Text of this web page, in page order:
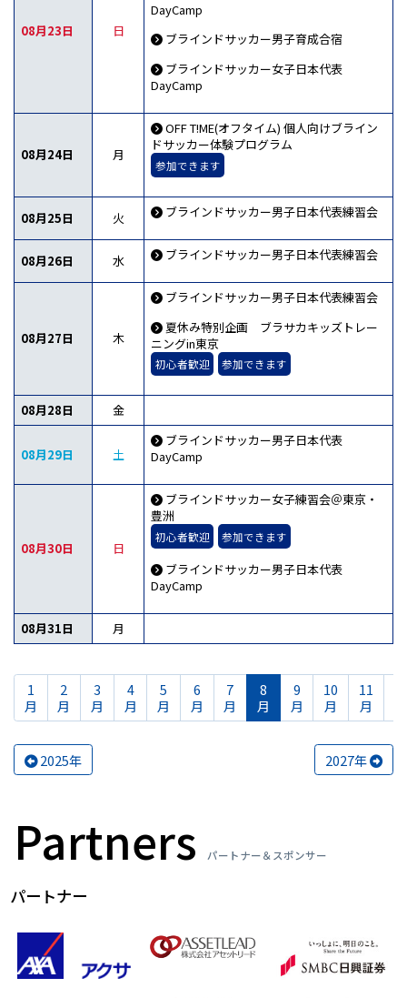
08月23日 日
DayCamp
ブラインドサッカー男子育成合宿
ブラインドサッカー女子日本代表
DayCamp
08月24日 月
OFF T!ME(オフタイム) 個人向けブライン
ドサッカー体験プログラム
参加できます
08月25日 火 ブラインドサッカー男子日本代表練習会
08月26日 水 ブラインドサッカー男子日本代表練習会
08月27日 木
ブラインドサッカー男子日本代表練習会
夏休み特別企画 ブラサカキッズトレー
ニングin東京
初心者歓迎 参加できます
08月28日 金
08月29日 土
ブラインドサッカー男子日本代表
DayCamp
08月30日 日
ブラインドサッカー女子練習会＠東京・
豊洲
初心者歓迎 参加できます
ブラインドサッカー男子日本代表
DayCamp
08月31日 月
1
月
2
月
3
月
4
月
5
月
6
月
7
月
8
月
9
月
10
月
11
月
2025年 2027年
Partners パートナー＆スポンサー
パートナー